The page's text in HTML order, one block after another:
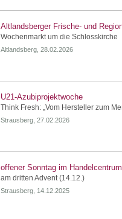
Altlandsberger Frische- und
Wochenmarkt um die Schlosskirche
Altlandsberg, 28.02.2026
U21-Azubiprojektwoche
Think Fresh: „Vom Hersteller zum
Strausberg, 27.02.2026
offener Sonntag im Handelcentrum
am dritten Advent (14.12.)
Strausberg, 14.12.2025